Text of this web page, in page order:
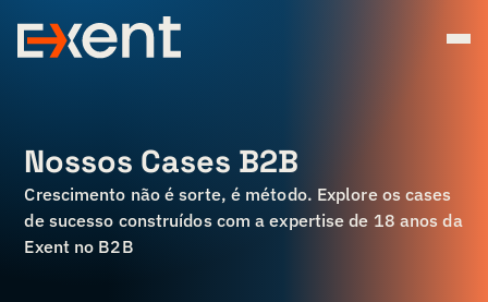
Nossos Cases B2B
Crescimento não é sorte, é método. Explore os cases
de sucesso construídos com a expertise de 18 anos da
Exent no B2B